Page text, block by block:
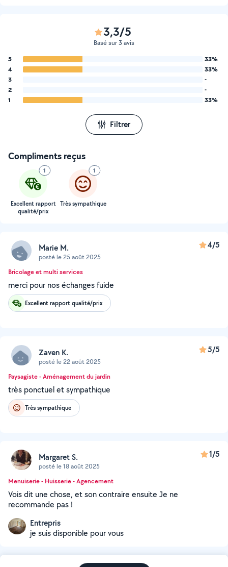
3,3/5
Basé sur 3 avis
5
33%
4
33%
3
-
2
-
1
33%
Filtrer
Compliments reçus
1
Excellent rapport
qualité/prix
1
Très sympathique
Marie M.
posté le 25 août 2025
4/5
Bricolage et multi services
merci pour nos échanges fuide
Excellent rapport qualité/prix
Zaven K.
posté le 22 août 2025
5/5
Paysagiste - Aménagement du jardin
très ponctuel et sympathique
Très sympathique
Margaret S.
posté le 18 août 2025
1/5
Menuiserie - Huisserie - Agencement
Vois dit une chose, et son contraire ensuite Je ne
recommande pas !
Entrepris
je suis disponible pour vous